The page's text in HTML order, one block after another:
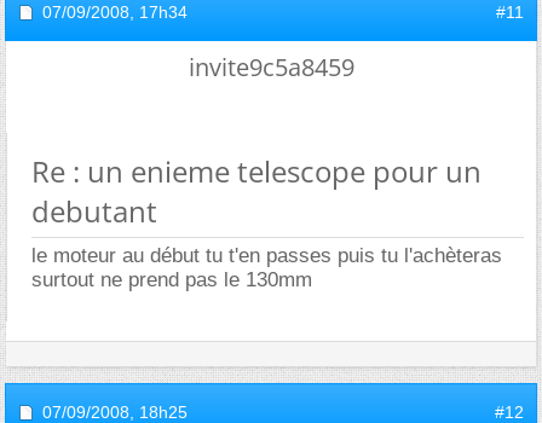
07/09/2008, 17h34 #11
invite9c5a8459
Re : un enieme telescope pour un
debutant
le moteur au début tu t'en passes puis tu l'achèteras
surtout ne prend pas le 130mm
07/09/2008, 18h25 #12